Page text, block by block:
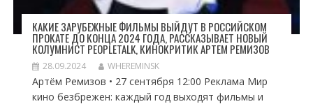
КАКИЕ ЗАРУБЕЖНЫЕ ФИЛЬМЫ ВЫЙДУТ В РОССИЙСКОМ
ПРОКАТЕ ДО КОНЦА 2024 ГОДА, РАССКАЗЫВАЕТ НОВЫЙ
КОЛУМНИСТ PEOPLETALK, КИНОКРИТИК АРТЕМ РЕМИЗОВ
28.09.2024 WHEREMINSK
Артём Ремизов • 27 сентября 12:00 Реклама Мир
кино безбрежен: каждый год выходят фильмы и